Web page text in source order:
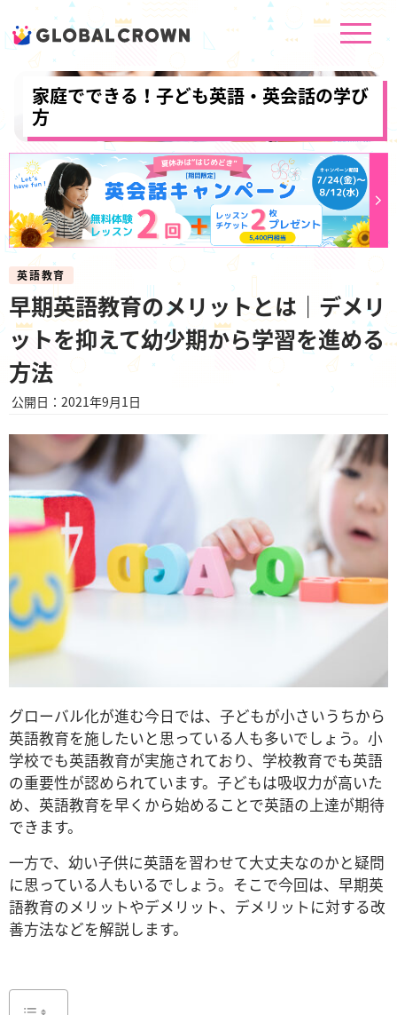
家庭でできる！子ども英語・英会話の学び
方
英語教育
早期英語教育のメリットとは｜デメリ
ットを抑えて幼少期から学習を進める
方法
公開日：2021年9月1日
グローバル化が進む今日では、子どもが小さいうちから
英語教育を施したいと思っている人も多いでしょう。小
学校でも英語教育が実施されており、学校教育でも英語
の重要性が認められています。子どもは吸収力が高いた
め、英語教育を早くから始めることで英語の上達が期待
できます。
一方で、幼い子供に英語を習わせて大丈夫なのかと疑問
に思っている人もいるでしょう。そこで今回は、早期英
語教育のメリットやデメリット、デメリットに対する改
善方法などを解説します。